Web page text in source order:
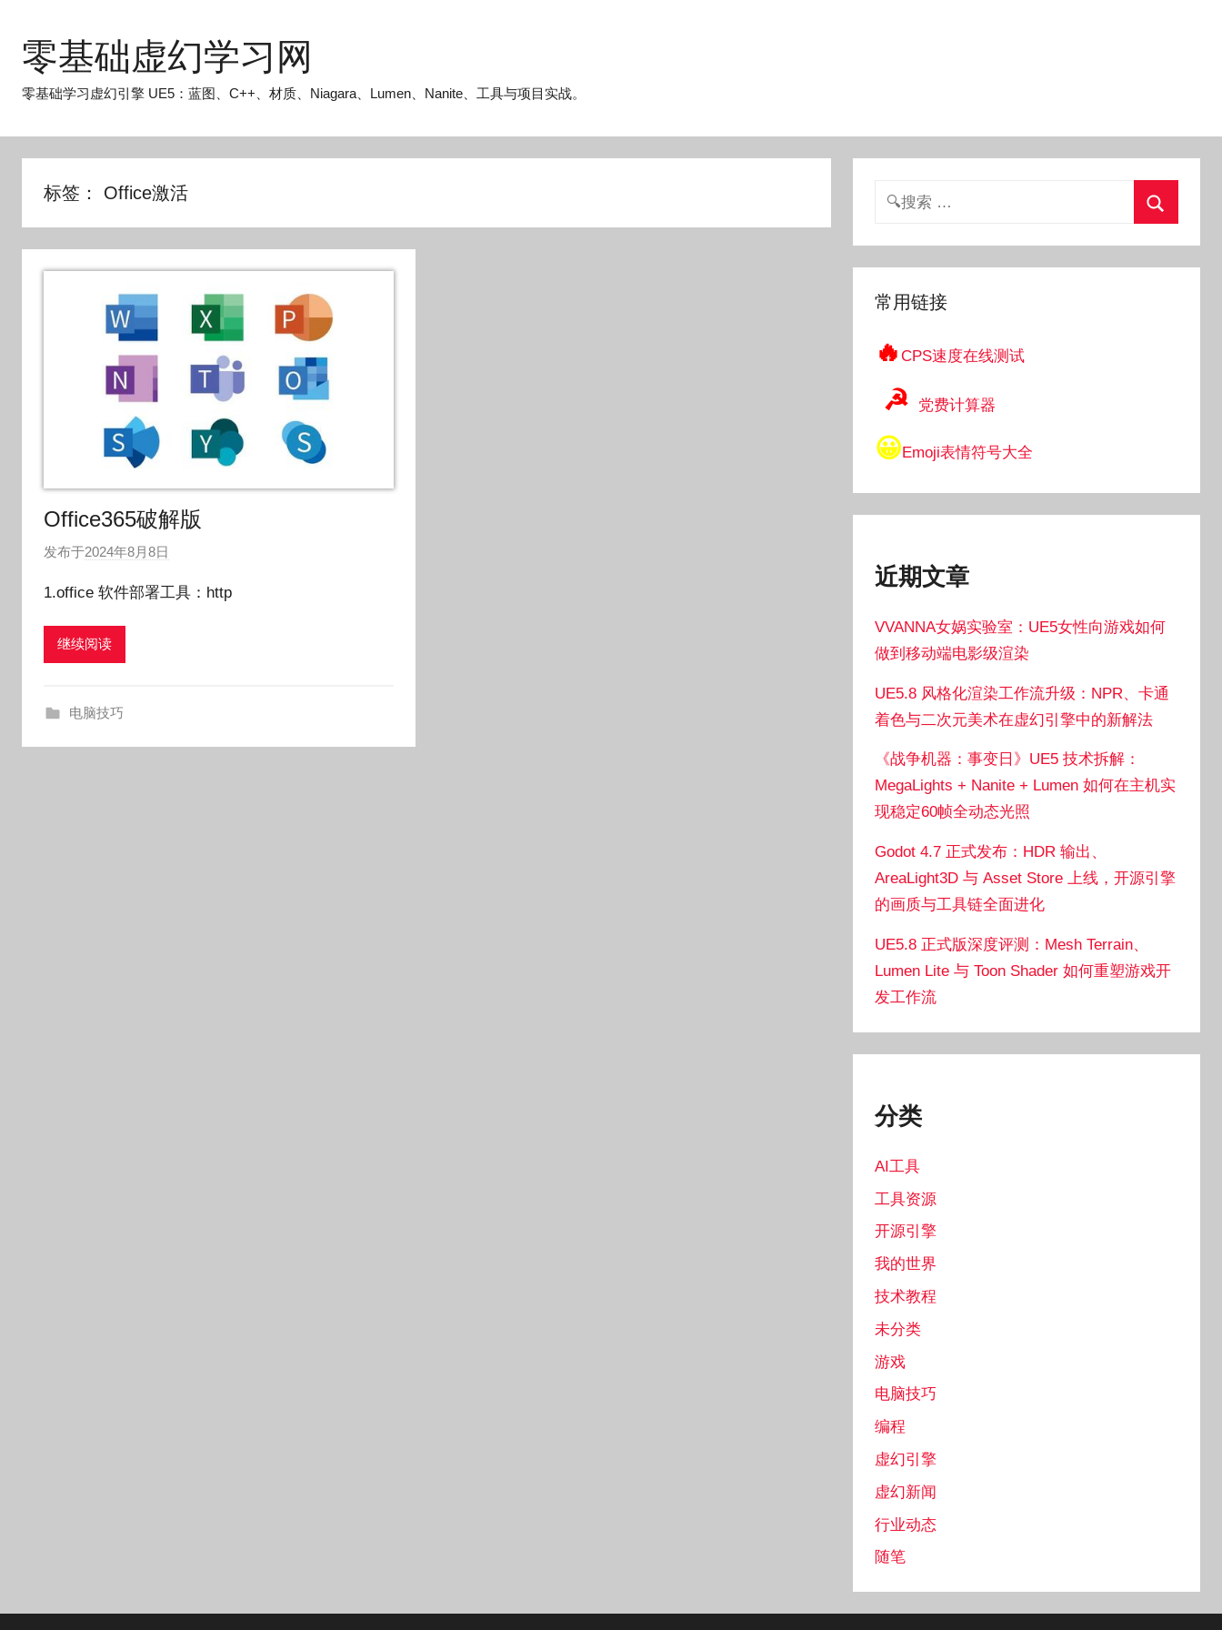
零基础虚幻学习网
零基础学习虚幻引擎 UE5：蓝图、C++、材质、Niagara、Lumen、Nanite、工具与项目实战。
标签： Office激活
Office365破解版
发布于2024年8月8日
:
1.office 软件部署工具：http
继续阅读
电脑技巧
搜
常用链接
🔥CPS速度在线测试
☭ 党费计算器
😀Emoji表情符号大全
近期文章
VVANNA女娲实验室：UE5女性向游戏如何
做到移动端电影级渲染
UE5.8 风格化渲染工作流升级：NPR、卡通
着色与二次元美术在虚幻引擎中的新解法
《战争机器：事变日》UE5 技术拆解：
MegaLights + Nanite + Lumen 如何在主机实
现稳定60帧全动态光照
Godot 4.7 正式发布：HDR 输出、
AreaLight3D 与 Asset Store 上线，开源引擎
的画质与工具链全面进化
UE5.8 正式版深度评测：Mesh Terrain、
Lumen Lite 与 Toon Shader 如何重塑游戏开
发工作流
分类
AI工具
工具资源
开源引擎
我的世界
技术教程
未分类
游戏
电脑技巧
编程
虚幻引擎
虚幻新闻
行业动态
随笔